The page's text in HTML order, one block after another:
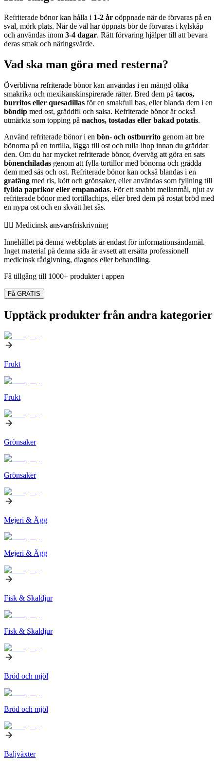
Refriterade bönor kan hålla i 1-2 år oöppnade när de förvaras på en
sval, mörk plats. När de väl har öppnats bör de förvaras i kylskåp
och användas inom 3-4 dagar. Rätt förvaring hjälper till att bevara
deras smak och näringsvärde.
Vad ska man göra med resterna?
Överblivna refriterade bönor kan användas i en mängd olika
smakrika och mexikanskinspirerade rätter. Bred dem på tacos,
burritos eller quesadillas för en smakfull bas, eller blanda dem i en
böndip med ost, gräddfil och salsa. Refriterade bönor är också
utmärkta som topping på nachos, tostadas eller bakad potatis.
Använd refriterade bönor i en bön- och ostburrito genom att bre
bönorna på en tortilla, lägga till ost och rulla ihop innan du gräddar
den. Om du har mycket refriterade bönor, överväg att göra en sats
bönenchiladas genom att fylla tortillor med bönorna och grädda
dem med sås och ost. Refriterade bönor kan också blandas i en
gratäng med ris, kött och grönsaker, eller användas som fyllning till
fyllda paprikor eller empanadas. För ett snabbt mellanmål, njut av
refriterade bönor med tortillachips, eller bred dem på rostat bröd med
en nypa ost och en skvätt het sås.
👨‍⚕️️ Medicinsk ansvarsfriskrivning
Innehållet på denna webbplats är endast för informationsändamål.
Inget material på denna sida är avsett att ersätta professionell
medicinsk rådgivning, diagnos eller behandling.
Få tillgång till 1000+ produkter i appen
Få GRATIS
Upptäck produkter från andra kategorier
Frukt
Frukt
Grönsaker
Grönsaker
Mejeri & Ägg
Mejeri & Ägg
Fisk & Skaldjur
Fisk & Skaldjur
Bröd och mjöl
Bröd och mjöl
Baljväxter